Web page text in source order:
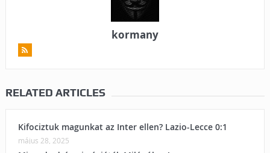
kormany
RELATED ARTICLES
Kifociztuk magunkat az Inter ellen? Lazio-Lecce 0:1
május 28, 2025